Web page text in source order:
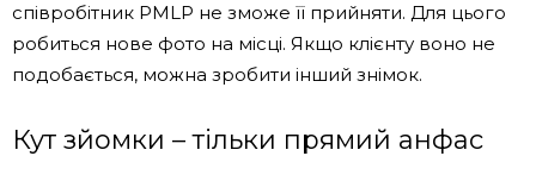
співробітник PMLP не зможе її прийняти. Для цього
робиться нове фото на місці. Якщо клієнту воно не
подобається, можна зробити інший знімок.
Кут зйомки – тільки прямий анфас